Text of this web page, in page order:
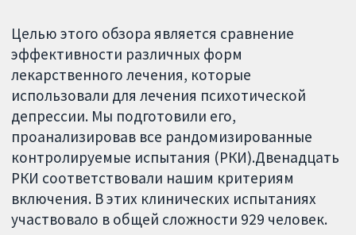
Целью этого обзора является сравнение
эффективности различных форм
лекарственного лечения, которые
использовали для лечения психотической
депрессии. Мы подготовили его,
проанализировав все рандомизированные
контролируемые испытания (РКИ).Двенадцать
РКИ соответствовали нашим критериям
включения. В этих клинических испытаниях
участвовало в общей сложности 929 человек.